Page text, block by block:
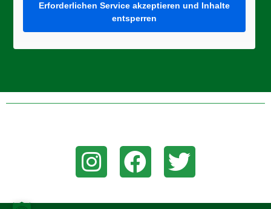
Erforderlichen Service akzeptieren und Inhalte
entsperren